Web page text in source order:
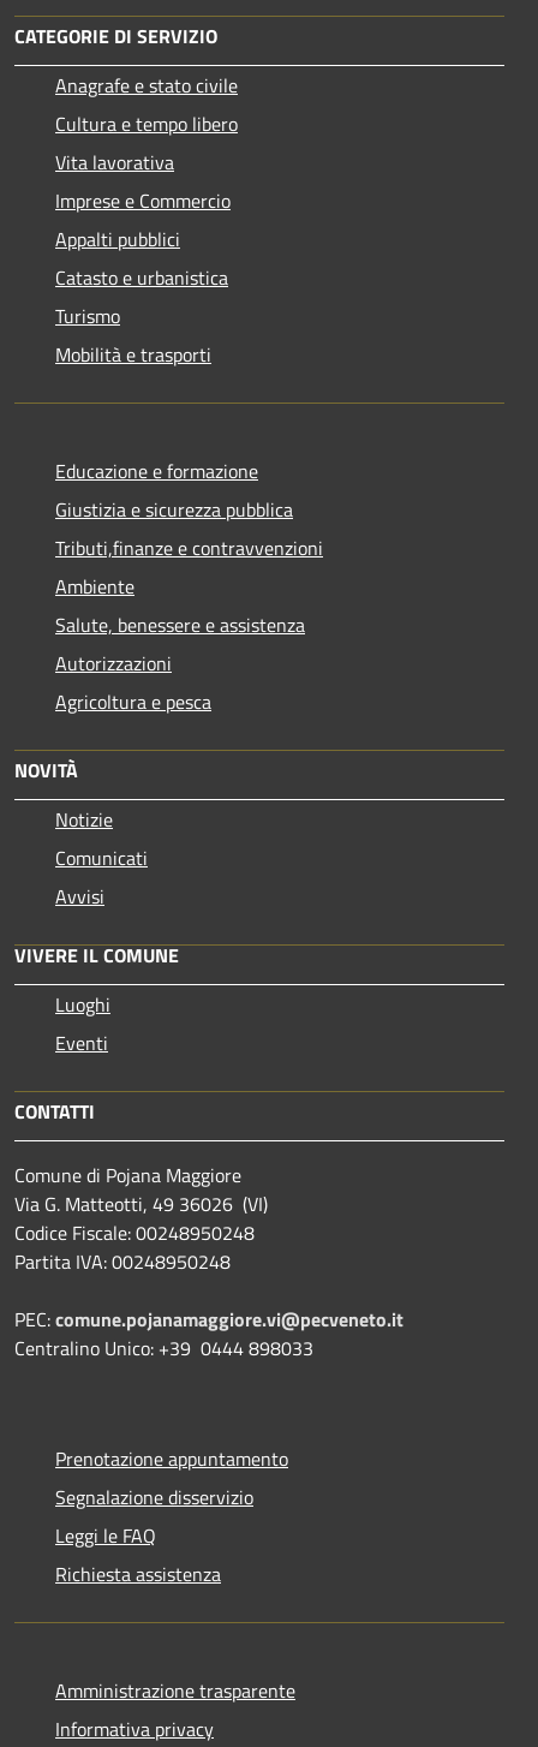
CATEGORIE DI SERVIZIO
Anagrafe e stato civile
Cultura e tempo libero
Vita lavorativa
Imprese e Commercio
Appalti pubblici
Catasto e urbanistica
Turismo
Mobilità e trasporti
Educazione e formazione
Giustizia e sicurezza pubblica
Tributi,finanze e contravvenzioni
Ambiente
Salute, benessere e assistenza
Autorizzazioni
Agricoltura e pesca
NOVITÀ
Notizie
Comunicati
Avvisi
VIVERE IL COMUNE
Luoghi
Eventi
CONTATTI
Comune di Pojana Maggiore
Via G. Matteotti, 49 36026 (VI)
Codice Fiscale: 00248950248
Partita IVA: 00248950248
PEC:comune.pojanamaggiore.vi@pecveneto.it
Centralino Unico: +39 0444 898033
Prenotazione appuntamento
Segnalazione disservizio
Leggi le FAQ
Richiesta assistenza
Amministrazione trasparente
Informativa privacy